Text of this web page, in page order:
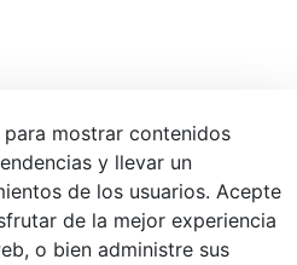
de Donostia / San Sebastián
Sebastián
mostrar contenidos
y llevar un
de los usuarios. Acepte
de la mejor experiencia
o bien administre sus